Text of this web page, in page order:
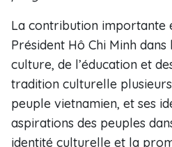
La contribution importante
Président Hô Chi Minh
culture, de l’éducation et
tradition culturelle
peuple vietnamien, et ses
aspirations des peuples
identité culturelle et la